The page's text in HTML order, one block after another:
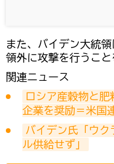
また、バイデン大統
領外に攻撃を行うこと
関連ニュース
ロシア産穀物と
企業を奨励＝米国
バイデン氏「ウク
ル供給せず」